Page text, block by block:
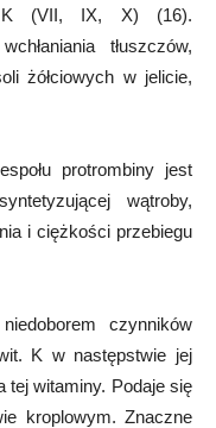
(VII, IX, X) (16).
tłuszczów,
żółciowych w jelicie,
protrombiny jest
wątroby,
i ciężkości przebiegu
czynników
K w następstwie jej
tej witaminy. Podaje się
kroplowym. Znaczne